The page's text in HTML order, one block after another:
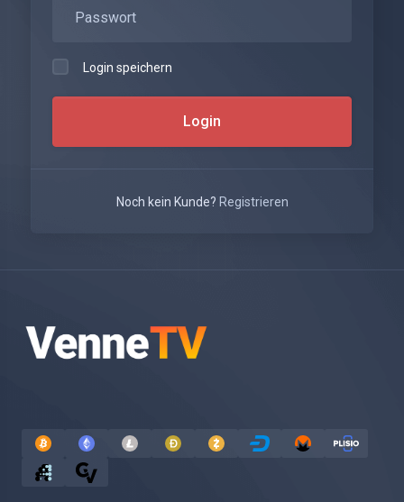
Login speichern
Login
Noch kein Kunde? Registrieren